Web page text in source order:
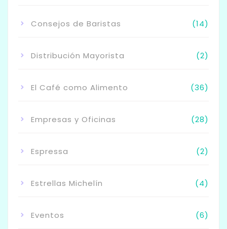
Consejos de Baristas (14)
Distribución Mayorista (2)
El Café como Alimento (36)
Empresas y Oficinas (28)
Espressa (2)
Estrellas Michelín (4)
Eventos (6)